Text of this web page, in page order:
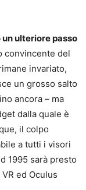
ulteriore passo
convincente del
invariato,
un grosso salto
ancora – ma
dalla quale è
il colpo
a tutti i visori
1995 sarà presto
ed Oculus